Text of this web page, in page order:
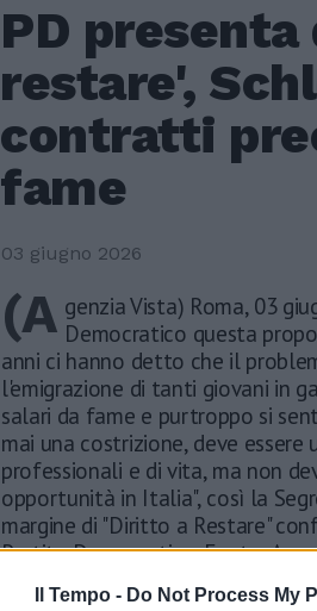
Il Tempo - Do Not Process My
PD
restare',
contratti
fame
03 giugno 2026
(A genzia Vista) Roma, 03
Democratico questa
anni ci hanno detto che il
l'emigrazione di tanti giovani in
salari da fame e purtroppo si
mai una costrizione, deve
professionali e di vita, ma non
opportunità in Italia", così la
margine di "Diritto a Restare"
Partito Democratico. Fonte: